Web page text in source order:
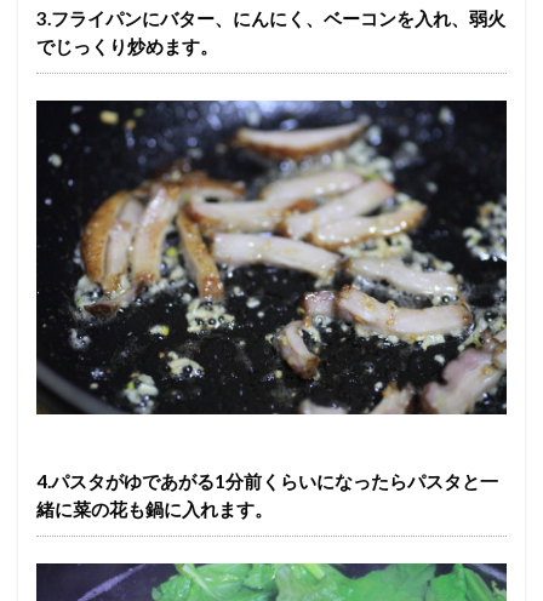
3.フライパンにバター、にんにく、ベーコンを入れ、弱火
でじっくり炒めます。
4.パスタがゆであがる1分前くらいになったらパスタと一
緒に菜の花も鍋に入れます。